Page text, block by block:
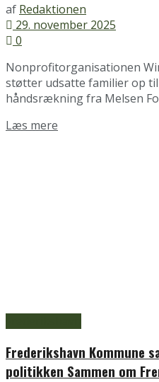
af Redaktionen
29. november 2025
0
Nonprofitorganisationen
støtter udsatte familier op
håndsrækning fra Melsen
Læs mere
Frederikshavn Kommune
politikken Sammen om